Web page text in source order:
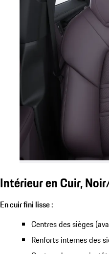
Intérieur en Cuir,
En cuir fini lisse :
Centres des sièges
Renforts internes des